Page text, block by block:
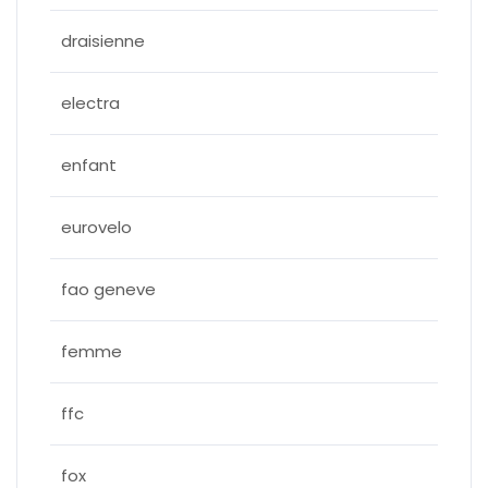
draisienne
electra
enfant
eurovelo
fao geneve
femme
ffc
fox